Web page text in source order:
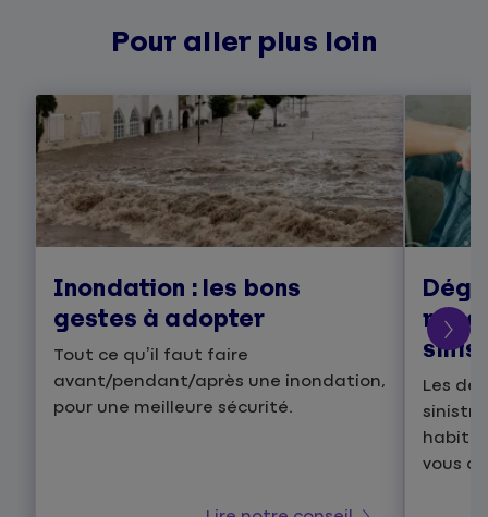
Pour aller plus loin
Inondation : les bons
gestes à adopter
Tout ce qu’il faut faire
avant/pendant/après une inondation,
pour une meilleure sécurité.
Les
vous